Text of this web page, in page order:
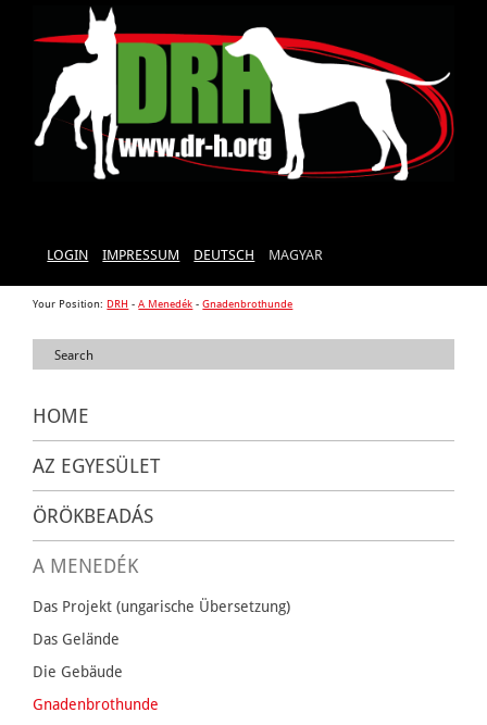
LOGIN IMPRESSUM DEUTSCH MAGYAR
Your Position: DRH -A Menedék -Gnadenbrothunde
HOME
AZ EGYESÜLET
ÖRÖKBEADÁS
A MENEDÉK
Das Projekt (ungarische Übersetzung)
Das Gelände
Die Gebäude
Gnadenbrothunde